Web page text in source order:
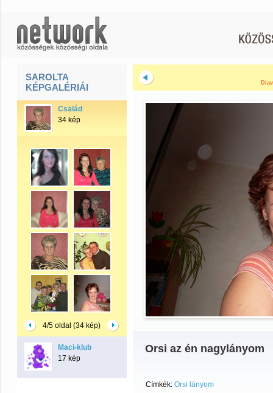
SAROLTA
KÉPGALÉRIÁI
Család
34 kép
4/5 oldal (34 kép)
Maci-klub
17 kép
Orsi az én nagylányom
Címkék: Orsi lányom